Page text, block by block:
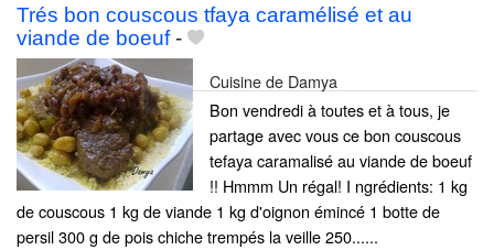
Trés bon couscous tfaya caramélisé et au
viande de boeuf-
Cuisine de Damya
Bon vendredi à toutes et à tous, je
partage avec vous ce bon couscous
tefaya caramalisé au viande de boeuf
!! Hmmm Un régal! I ngrédients: 1 kg
de couscous 1 kg de viande 1 kg d'oignon émincé 1 botte de
persil 300 g de pois chiche trempés la veille 250......